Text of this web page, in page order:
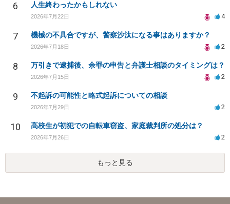
6 人生終わったかもしれない
2026年7月22日 4
7 機械の不具合ですが、警察沙汰になる事はありますか？
2026年7月18日 2
8 万引きで逮捕後、余罪の申告と弁護士相談のタイミングは？
2026年7月15日 2
9 不起訴の可能性と略式起訴についての相談
2026年7月29日 2
10 高校生が初犯での自転車窃盗、家庭裁判所の処分は？
2026年7月26日 2
もっと見る